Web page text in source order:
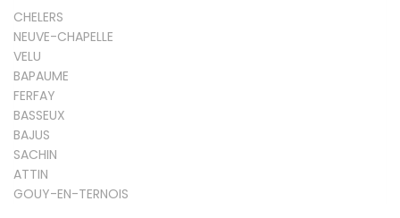
CHELERS
NEUVE-CHAPELLE
VELU
BAPAUME
FERFAY
BASSEUX
BAJUS
SACHIN
ATTIN
GOUY-EN-TERNOIS